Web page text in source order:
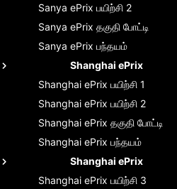
Sanya ePrix பயிற்சி 2
Sanya ePrix தகுதி போட்டி
Sanya ePrix பந்தயம்
Shanghai ePrix
Shanghai ePrix பயிற்சி 1
Shanghai ePrix பயிற்சி 2
Shanghai ePrix தகுதி போட்டி
Shanghai ePrix பந்தயம்
Shanghai ePrix
Shanghai ePrix பயிற்சி 3